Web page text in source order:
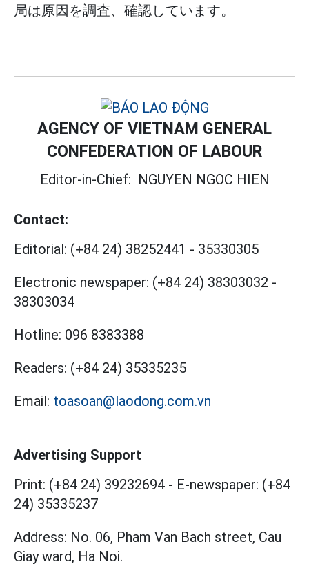
局は原因を調査、確認しています。
AGENCY OF VIETNAM GENERAL
CONFEDERATION OF LABOUR
Editor-in-Chief: NGUYEN NGOC HIEN
Contact:
Editorial: (+84 24) 38252441 - 35330305
Electronic newspaper: (+84 24) 38303032 -
38303034
Hotline: 096 8383388
Readers: (+84 24) 35335235
Email: toasoan@laodong.com.vn
Advertising Support
Print: (+84 24) 39232694 - E-newspaper: (+84
24) 35335237
Address: No. 06, Pham Van Bach street, Cau
Giay ward, Ha Noi.